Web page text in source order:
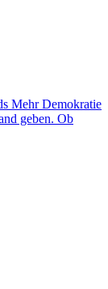
Mehr Demokratie
geben. Ob